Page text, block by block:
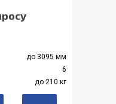
до 3095 мм
6
до 210 кг